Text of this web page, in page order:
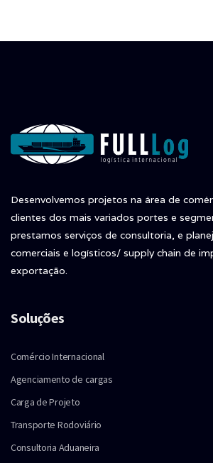
Desenvolvemos projetos na área de
clientes dos mais variados portes e
prestamos serviços de consultoria, e
comerciais e logísticos/ supply chain de
exportação.
Soluções
Comércio Internacional
Agenciamento de cargas
Carga de Projeto
Transporte Rodoviário
Consultoria Aduaneira